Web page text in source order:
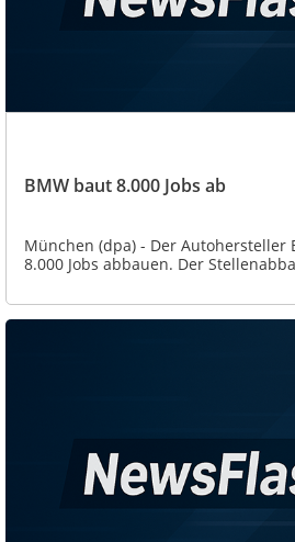
BMW baut 8.000 Jobs ab
München (dpa) - Der
8.000 Jobs abbauen. Der